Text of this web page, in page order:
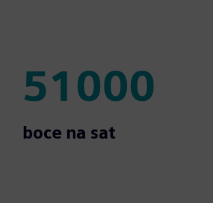
51000
51000
boce na sat